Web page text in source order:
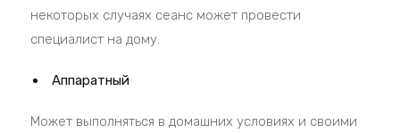
некоторых случаях сеанс может провести
специалист на дому.
Аппаратный
Может выполняться в домашних условиях и своими